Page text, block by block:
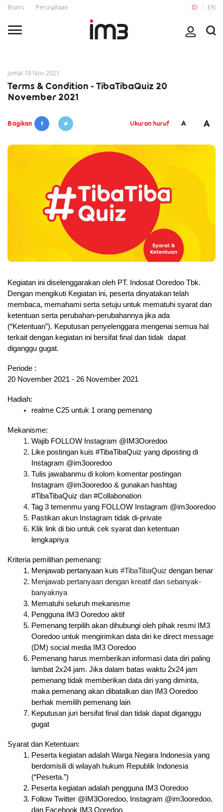
Bisnis Perusahaan ID EN
Jumat 19 Nov 2021
Terms & Condition - TibaTibaQuiz 20
November 2021
Bagikan Ukuran huruf A A
Kegiatan ini diselenggarakan oleh PT. Indosat Ooredoo Tbk.
Dengan mengikuti Kegiatan ini, peserta dinyatakan telah
membaca, memahami serta setuju untuk mematuhi syarat dan
ketentuan serta perubahan-perubahannya jika ada
(“Ketentuan”). Keputusan penyelenggara mengenai semua hal
terkait dengan kegiatan ini bersifat final dan tidak  dapat
diganggu gugat.
Periode :
20 November 2021 - 26 November 2021
Hadiah:
realme C25 untuk 1 orang pemenang
Mekanisme:
Wajib FOLLOW Instagram @IM3Ooredoo
Like postingan kuis #TibaTibaQuiz yang diposting di
Instagram @im3ooredoo
Tulis jawabanmu di kolom komentar postingan
Instagram @im3ooredoo & gunakan hashtag
#TibaTibaQuiz dan #Collabonation
Tag 3 temenmu yang FOLLOW Instagram @im3ooredoo
Pastikan akun Instagram tidak di-private
Klik link di bio untuk cek syarat dan ketentuan
lengkapnya
Kriteria pemilihan pemenang:
Menjawab pertanyaan kuis #TibaTibaQuiz dengan benar
Menjawab pertanyaan dengan kreatif dan sebanyak-
banyaknya
Mematuhi seluruh mekanisme
Pengguna IM3 Ooredoo aktif
Pemenang terpilih akan dihubungi oleh pihak resmi IM3
Ooredoo untuk mengirimkan data diri ke direct message
(DM) social media IM3 Ooredoo
Pemenang harus memberikan informasi data diri paling
lambat 2x24 jam. Jika dalam batas waktu 2x24 jam
pemenang tidak memberikan data diri yang diminta,
maka pemenang akan dibatalkan dan IM3 Ooredoo
berhak memilih pemenang lain
Keputusan juri bersifat final dan tidak dapat diganggu
gugat
Syarat dan Ketentuan:
Peserta kegiatan adalah Warga Negara Indonesia yang
berdomisili di wilayah hukum Republik Indonesia
(“Peserta.”)
Peserta kegiatan adalah pengguna IM3 Ooredoo
Follow Twitter @IM3Ooredoo, Instagram @im3ooredoo,
dan Facebook IM3 Ooredoo